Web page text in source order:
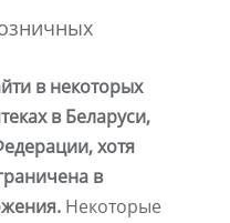
в некоторых
в Беларуси,
хотя
в
Некоторые